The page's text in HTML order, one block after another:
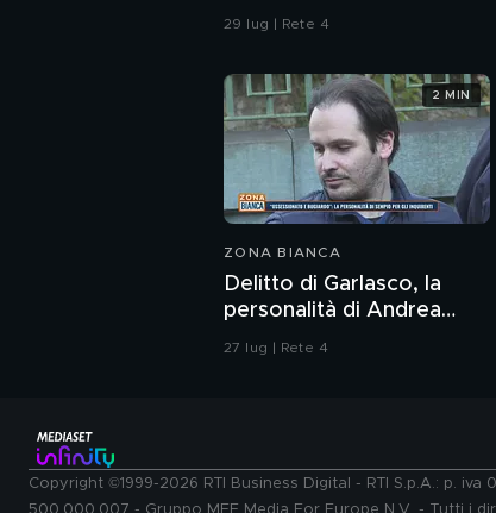
confronti della polizia"
29 lug | Rete 4
ZONA BIANCA
Delitto di Garlasco, la
personalità di Andrea
Sempio per gli inquirenti:
27 lug | Rete 4
2 MIN
Copyright ©1999-2026 RTI Business Digital - RTI S.p.A.: p.